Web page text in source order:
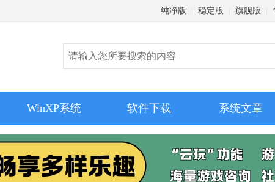
纯净版 稳定版 旗舰版
WinXP系统 软件下载 系统文章